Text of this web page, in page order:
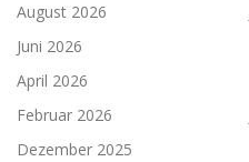
August 2026
Juni 2026
April 2026
Februar 2026
Dezember 2025